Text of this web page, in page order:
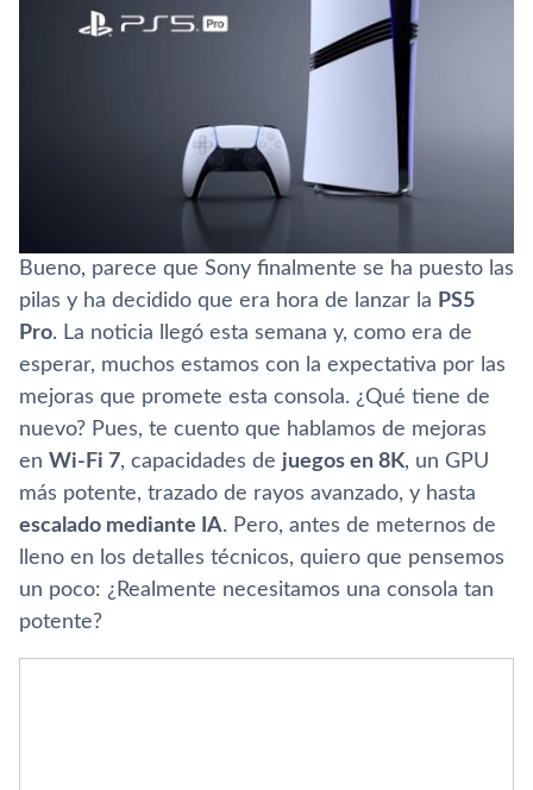
Bueno, parece que Sony finalmente se ha puesto las
pilas y ha decidido que era hora de lanzar la PS5
Pro. La noticia llegó esta semana y, como era de
esperar, muchos estamos con la expectativa por las
mejoras que promete esta consola. ¿Qué tiene de
nuevo? Pues, te cuento que hablamos de mejoras
en Wi-Fi 7, capacidades de juegos en 8K, un GPU
más potente, trazado de rayos avanzado, y hasta
escalado mediante IA. Pero, antes de meternos de
lleno en los detalles técnicos, quiero que pensemos
un poco: ¿Realmente necesitamos una consola tan
potente?